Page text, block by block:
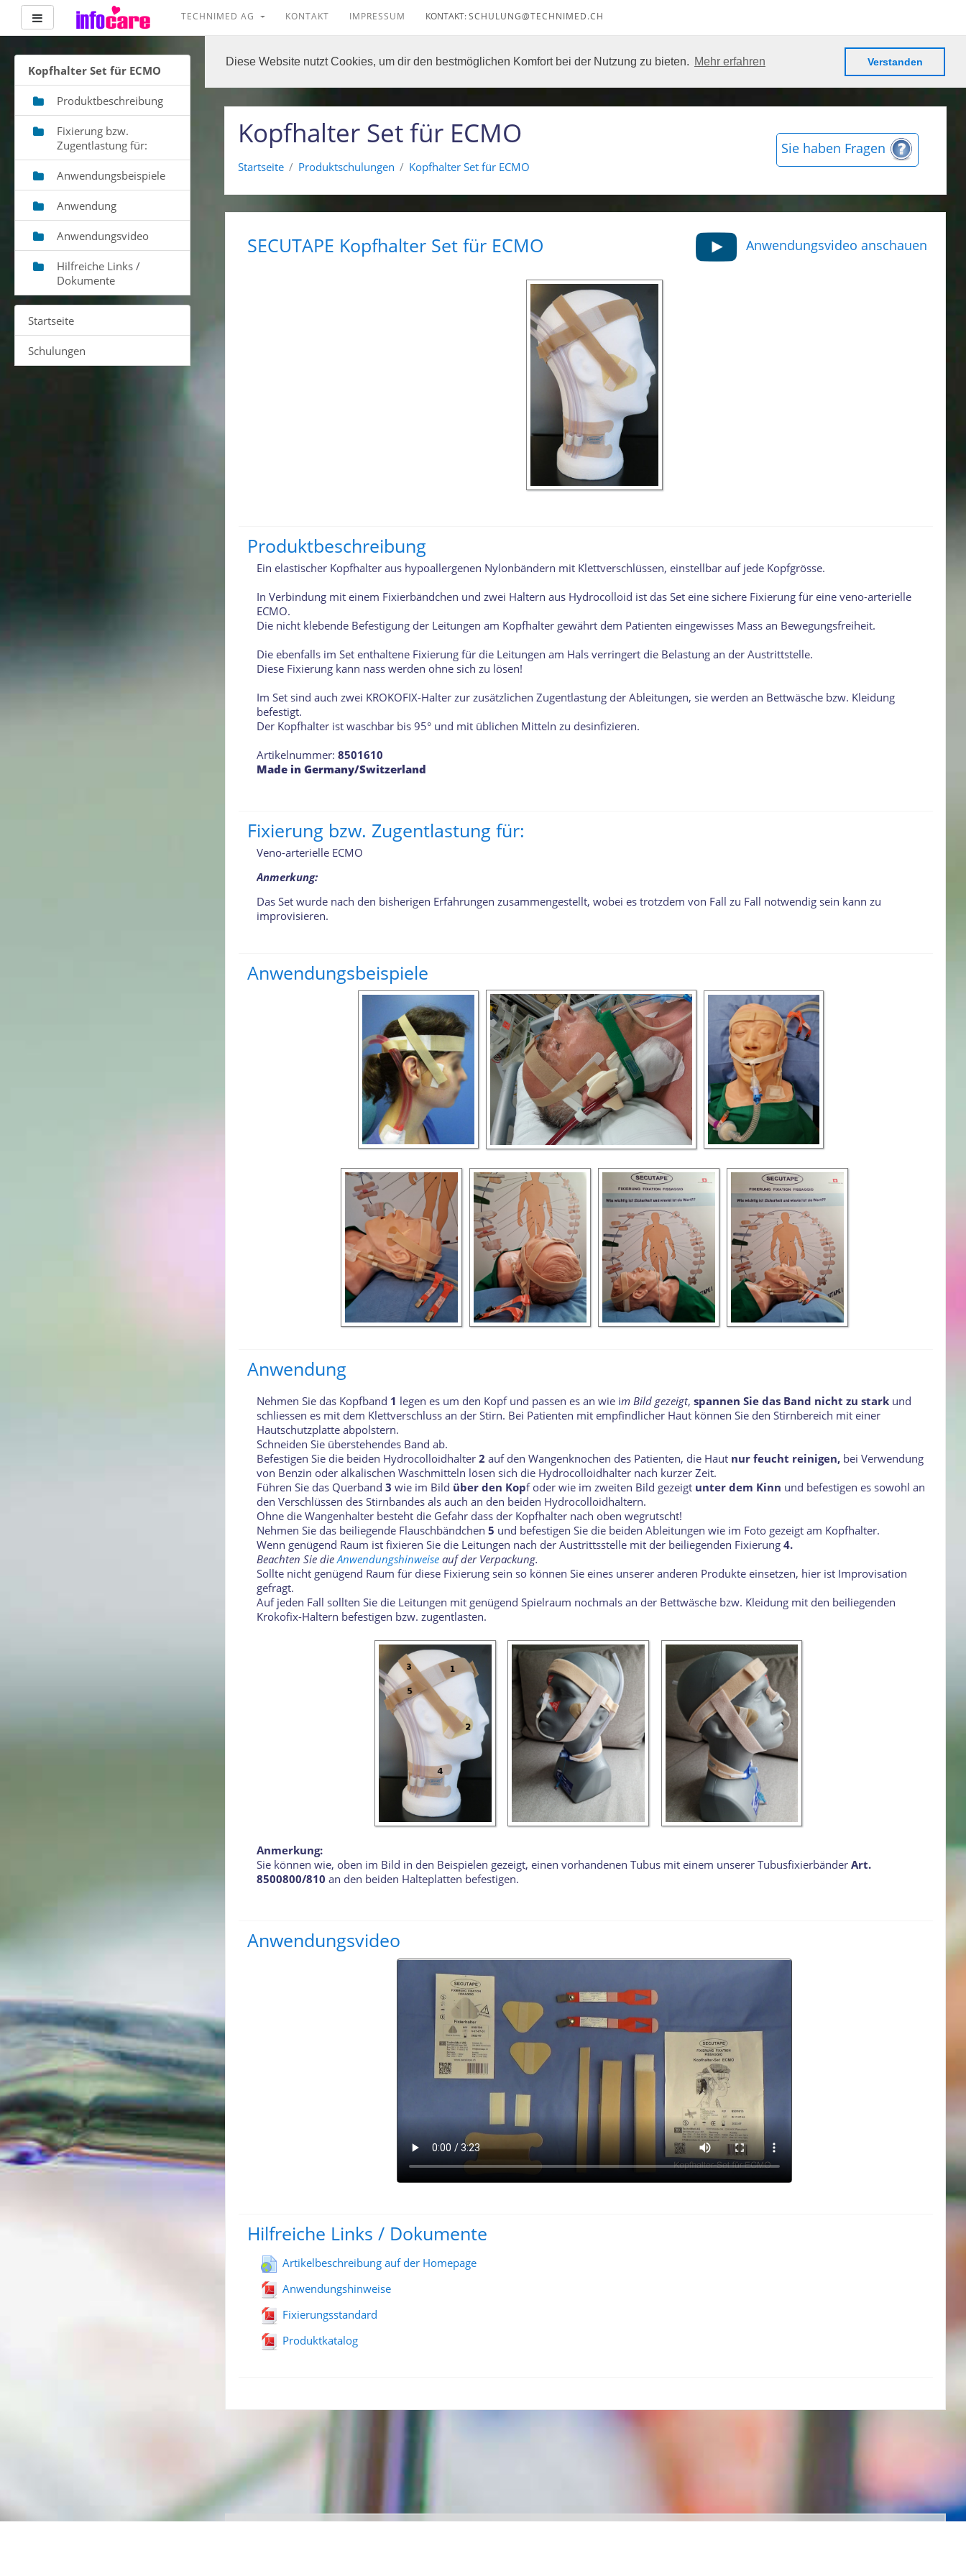
Diese Website nutzt Cookies, um dir den bestmöglichen Komfort bei der Nutzung zu bieten. Mehr erfahren Verstanden
Website-Übersicht TECHNIMED AG KONTAKT IMPRESSUM KONTAKT:SCHULUNG
Kopfhalter Set für ECMO Sie haben Fragen
Startseite Produktschulungen Kopfhalter Set für ECMO
SECUTAPE Kopfhalter Set für ECMO Anwendungsvideo anschauen
Produktbeschreibung
Ein elastischer Kopfhalter aus hypoallergenen Nylonbändern mit Klettverschlüssen, einstellbar auf jede Kopfgrösse.
In Verbindung mit einem Fixierbändchen und zwei Haltern aus Hydrocolloid ist das Set eine sichere Fixierung für eine veno-arterielle
ECMO.
Die nicht klebende Befestigung der Leitungen am Kopfhalter gewährt dem Patienten eingewisses Mass an Bewegungsfreiheit.
Die ebenfalls im Set enthaltene Fixierung für die Leitungen am Hals verringert die Belastung an der Austrittstelle.
Diese Fixierung kann nass werden ohne sich zu lösen!
Im Set sind auch zwei KROKOFIX-Halter zur zusätzlichen Zugentlastung der Ableitungen, sie werden an Bettwäsche bzw. Kleidung
befestigt.
Der Kopfhalter ist waschbar bis 95° und mit üblichen Mitteln zu desinfizieren.
Artikelnummer: 8501610
Made in Germany/Switzerland
Fixierung bzw. Zugentlastung für:
Veno-arterielle ECMO
Anmerkung:
Das Set wurde nach den bisherigen Erfahrungen zusammengestellt, wobei es trotzdem von Fall zu Fall notwendig sein kann zu
improvisieren.
Anwendungsbeispiele
Anwendung
Nehmen Sie das Kopfband 1 legen es um den Kopf und passen es an wie im Bild gezeigt, spannen Sie das Band nicht zu starkund
schliessen es mit dem Klettverschluss an der Stirn. Bei Patienten mit empfindlicher Haut können Sie den Stirnbereich mit einer
Hautschutzplatte abpolstern.
Schneiden Sie überstehendes Band ab.
Befestigen Sie die beiden Hydrocolloidhalter 2 auf den Wangenknochen des Patienten, die Haut nur feucht reinigen,bei Verwendung
von Benzin oder alkalischen Waschmitteln lösen sich die Hydrocolloidhalter nach kurzer Zeit.
Führen Sie das Querband 3 wie im Bild über den Kopf oder wie im zweiten Bild gezeigtunter dem Kinn und befestigen es sowohl an
den Verschlüssen des Stirnbandes als auch an den beiden Hydrocolloidhaltern.
Ohne die Wangenhalter besteht die Gefahr dass der Kopfhalter nach oben wegrutscht!
Nehmen Sie das beiliegende Flauschbändchen 5 und befestigen Sie die beiden Ableitungen wie im Foto gezeigt am Kopfhalter.
Wenn genügend Raum ist fixieren Sie die Leitungen nach der Austrittsstelle mit der beiliegenden Fixierung 4.
Beachten Sie dieAnwendungshinweiseauf der Verpackung.
Sollte nicht genügend Raum für diese Fixierung sein so können Sie eines unserer anderen Produkte einsetzen, hier ist Improvisation
gefragt.
Auf jeden Fall sollten Sie die Leitungen mit genügend Spielraum nochmals an der Bettwäsche bzw. Kleidung mit den beiliegenden
Krokofix-Haltern befestigen bzw. zugentlasten.
Anmerkung:
Sie können wie, oben im Bild in den Beispielen gezeigt, einen vorhandenen Tubus mit einem unserer Tubusfixierbänder Art.
8500800/810 an den beiden Halteplatten befestigen.
Anwendungsvideo
Hilfreiche Links / Dokumente
Artikelbeschreibung auf der Homepage
Anwendungshinweise
Fixierungsstandard
Produktkatalog
Kopfhalter Set für ECMO
Produktbeschreibung
Fixierung bzw.
Zugentlastung für:
Anwendungsbeispiele
Anwendung
Anwendungsvideo
Hilfreiche Links /
Dokumente
Startseite
Schulungen